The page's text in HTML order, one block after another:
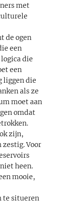
met
de ogen
een
die
een
liggen die
als ze
moet aan
omdat
zijn,
Voor
heen.
mooie,
te situeren